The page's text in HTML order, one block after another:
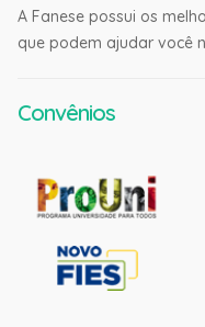
A Fanese possui os
que podem ajudar você
Convênios